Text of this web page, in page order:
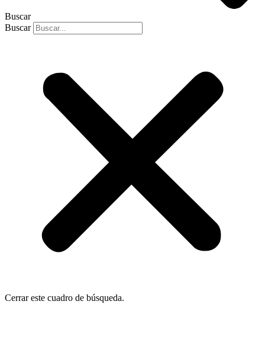
Buscar
Buscar
Cerrar este cuadro de búsqueda.